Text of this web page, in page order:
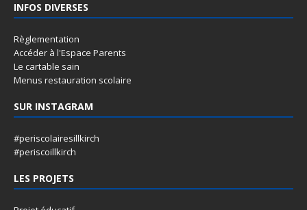
INFOS DIVERSES
Règlementation
Accéder à l'Espace Parents
Le cartable sain
Menus restauration scolaire
SUR INSTAGRAM
#periscolairesillkirch
#periscoillkirch
LES PROJETS